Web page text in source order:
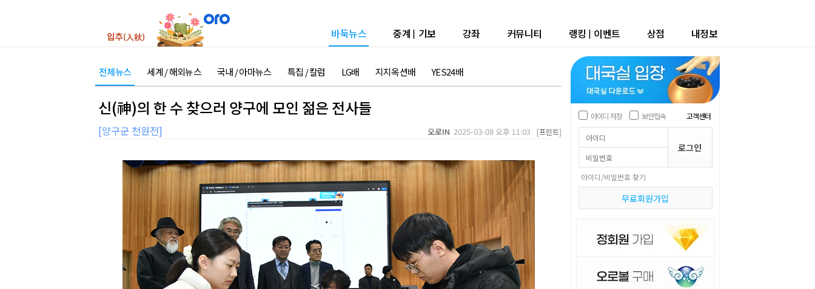
바둑뉴스 중계 | 기보 강좌 커뮤니티 랭킹 | 이벤트 상점 내정보
전체뉴스 세계 / 해외뉴스 국내 / 아마뉴스 특집 / 칼럼 LG배 지지옥션배 YES24배
신(神)의 한 수 찾으러 양구에 모인 젊은 전사들
[양구군 천원전] 오로IN 2025-03-08 오후 11:03 [프린트]
아이디 저장 보안접속 고객센터
아이디/비밀번호 찾기
무료회원가입